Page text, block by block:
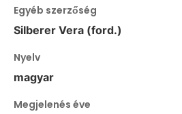
Egyéb szerzőség
Silberer Vera (ford.)
Nyelv
magyar
Megjelenés éve